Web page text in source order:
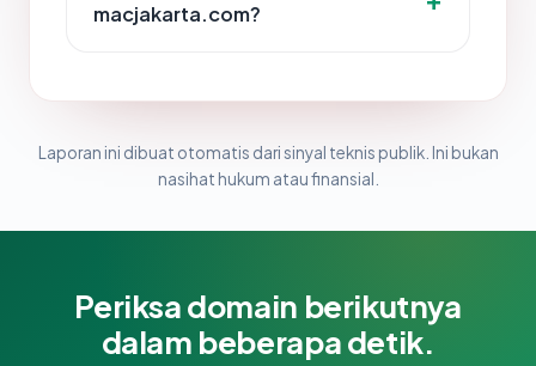
macjakarta.com?
Laporan ini dibuat otomatis dari sinyal teknis publik. Ini bukan
nasihat hukum atau finansial.
Periksa domain berikutnya
dalam beberapa detik.